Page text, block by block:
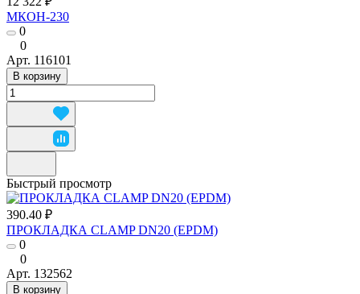
МКОН-230
0
0
Арт. 116101
В корзину
Быстрый просмотр
390.40 ₽
ПРОКЛАДКА CLAMP DN20 (EPDM)
0
0
Арт. 132562
В корзину